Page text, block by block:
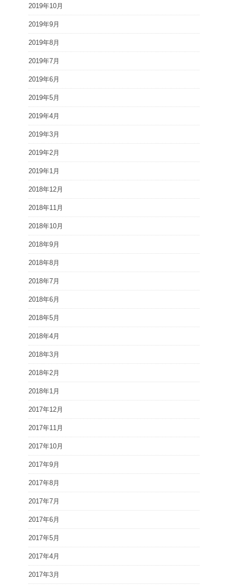
2019年10月
2019年9月
2019年8月
2019年7月
2019年6月
2019年5月
2019年4月
2019年3月
2019年2月
2019年1月
2018年12月
2018年11月
2018年10月
2018年9月
2018年8月
2018年7月
2018年6月
2018年5月
2018年4月
2018年3月
2018年2月
2018年1月
2017年12月
2017年11月
2017年10月
2017年9月
2017年8月
2017年7月
2017年6月
2017年5月
2017年4月
2017年3月